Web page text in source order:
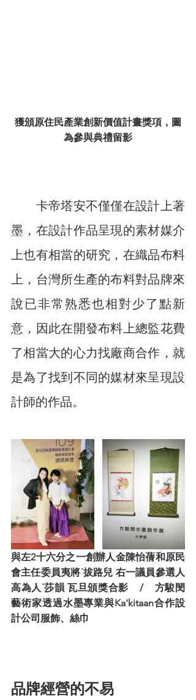
獲頒原住民產業創新價值計畫獎項，圖
為參與典禮留影
卡帝塔安不僅僅在設計上著
墨，在設計作品呈現的素材媒介
上也有相當的研究，在織品布料
上，台灣所生產的布料對品牌來
說已非常熟悉也相對少了點新
意，因此在開發布料上總監花費
了相當大的心力找廠商合作，就
是為了找到不同的媒材來呈現設
計師的作品。
與左2十六分之一創辦人金陳怡蒨和原民
會主任委員夷將˙拔路兒 右一議員參選人
高為人˙莎韻 瓦旦頒獎合影    /    方駿閔
藝術家透過水墨專業與Ka'kitaan合作設
計公司服飾、絲巾
品牌經營的不易